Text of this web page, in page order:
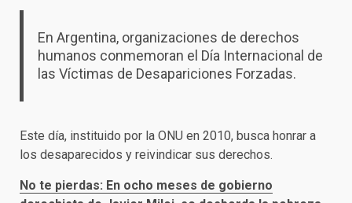
En Argentina, organizaciones de derechos
humanos conmemoran el Día Internacional de
las Víctimas de Desapariciones Forzadas.
Este día, instituido por la ONU en 2010, busca honrar a
los desaparecidos y reivindicar sus derechos.
No te pierdas: En ocho meses de gobierno